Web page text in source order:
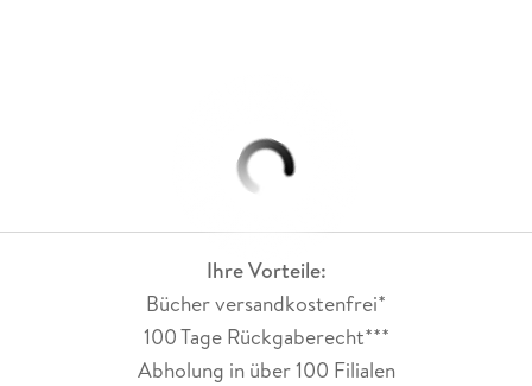
Ihre Vorteile:
Bücher versandkostenfrei*
100 Tage Rückgaberecht***
Abholung in über 100 Filialen